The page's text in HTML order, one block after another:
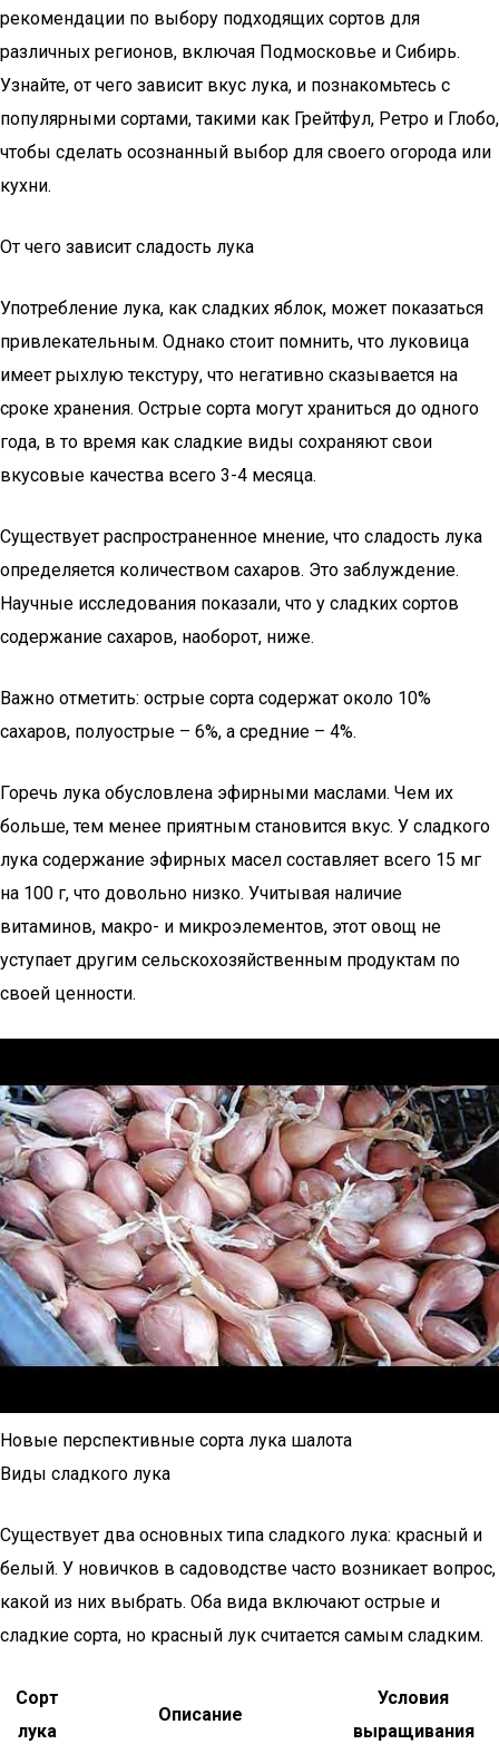
рекомендации по выбору подходящих сортов для
различных регионов, включая Подмосковье и Сибирь.
Узнайте, от чего зависит вкус лука, и познакомьтесь с
популярными сортами, такими как Грейтфул, Ретро и Глобо,
чтобы сделать осознанный выбор для своего огорода или
кухни.
От чего зависит сладость лука
Употребление лука, как сладких яблок, может показаться
привлекательным. Однако стоит помнить, что луковица
имеет рыхлую текстуру, что негативно сказывается на
сроке хранения. Острые сорта могут храниться до одного
года, в то время как сладкие виды сохраняют свои
вкусовые качества всего 3-4 месяца.
Существует распространенное мнение, что сладость лука
определяется количеством сахаров. Это заблуждение.
Научные исследования показали, что у сладких сортов
содержание сахаров, наоборот, ниже.
Важно отметить: острые сорта содержат около 10%
сахаров, полуострые – 6%, а средние – 4%.
Горечь лука обусловлена эфирными маслами. Чем их
больше, тем менее приятным становится вкус. У сладкого
лука содержание эфирных масел составляет всего 15 мг
на 100 г, что довольно низко. Учитывая наличие
витаминов, макро- и микроэлементов, этот овощ не
уступает другим сельскохозяйственным продуктам по
своей ценности.
Новые перспективные сорта лука шалота
Виды сладкого лука
Существует два основных типа сладкого лука: красный и
белый. У новичков в садоводстве часто возникает вопрос,
какой из них выбрать. Оба вида включают острые и
сладкие сорта, но красный лук считается самым сладким.
Сорт
лука
Описание
Условия
выращивания